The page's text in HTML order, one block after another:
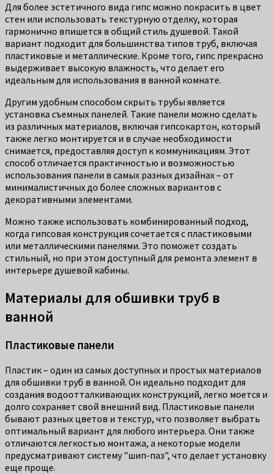
Для более эстетичного вида гипс можно покрасить в цвет
стен или использовать текстурную отделку, которая
гармонично впишется в общий стиль душевой. Такой
вариант подходит для большинства типов труб, включая
пластиковые и металлические. Кроме того, гипс прекрасно
выдерживает высокую влажность, что делает его
идеальным для использования в ванной комнате.
Другим удобным способом скрыть трубы является
установка съемных панелей. Такие панели можно сделать
из различных материалов, включая гипсокартон, который
также легко монтируется и в случае необходимости
снимается, предоставляя доступ к коммуникациям. Этот
способ отличается практичностью и возможностью
использования панели в самых разных дизайнах – от
минималистичных до более сложных вариантов с
декоративными элементами.
Можно также использовать комбинированный подход,
когда гипсовая конструкция сочетается с пластиковыми
или металлическими панелями. Это поможет создать
стильный, но при этом доступный для ремонта элемент в
интерьере душевой кабины.
Материалы для обшивки труб в
ванной
Пластиковые панели
Пластик – один из самых доступных и простых материалов
для обшивки труб в ванной. Он идеально подходит для
создания водоотталкивающих конструкций, легко моется и
долго сохраняет свой внешний вид. Пластиковые панели
бывают разных цветов и текстур, что позволяет выбрать
оптимальный вариант для любого интерьера. Они также
отличаются легкостью монтажа, а некоторые модели
предусматривают систему "шип-паз", что делает установку
еще проще.